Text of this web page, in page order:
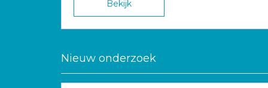
Bekijk
Nieuw onderzoek